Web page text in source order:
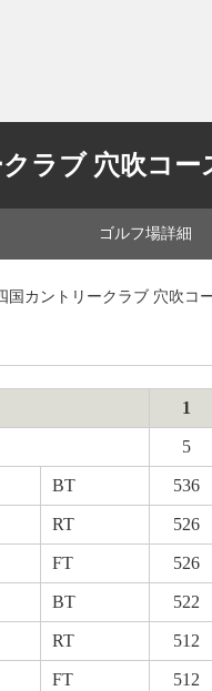
ラブ 穴吹コー
ゴルフ場詳細
国カントリークラブ 穴吹コ
1
5
BT 536
RT 526
FT 526
BT 522
RT 512
FT 512